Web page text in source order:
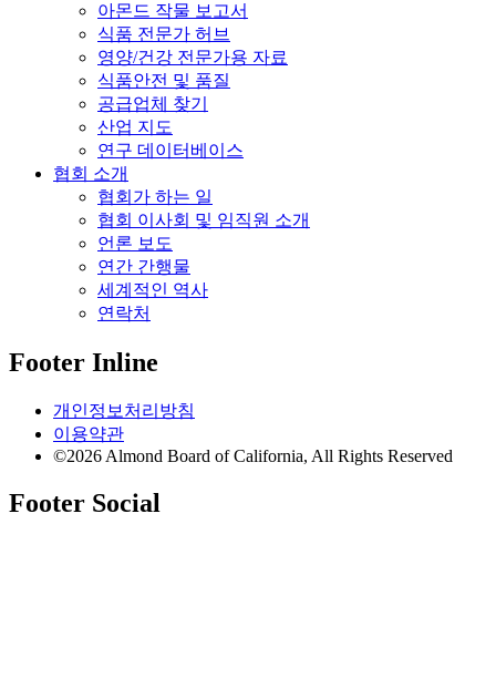
아몬드 작물 보고서
식품 전문가 허브
영양/건강 전문가용 자료
식품안전 및 품질
공급업체 찾기
산업 지도
연구 데이터베이스
협회 소개
협회가 하는 일
협회 이사회 및 임직원 소개
언론 보도
연간 간행물
세계적인 역사
연락처
Footer Inline
개인정보처리방침
이용약관
©2026 Almond Board of California, All Rights Reserved
Footer Social